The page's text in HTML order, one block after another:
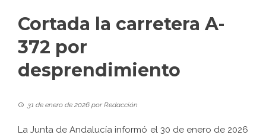
Cortada la carretera A-
372 por
desprendimiento
31 de enero de 2026 porRedacción
La Junta de Andalucía informó el 30 de enero de 2026